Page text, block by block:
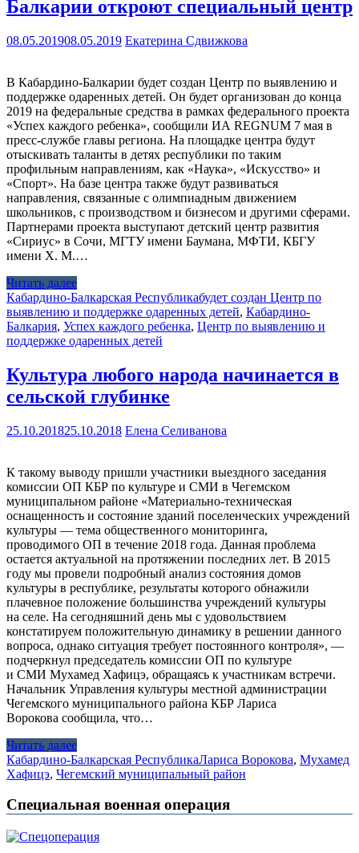
Балкарии откроют специальный центр
08.05.201908.05.2019 Екатерина Сдвижкова
В Кабардино-Балкарии будет создан Центр по выявлению и
поддержке одаренных детей. Он будет организован до конца
2019 на федеральные средства в рамках федерального проекта
«Успех каждого ребенка», сообщили ИА REGNUM 7 мая в
пресс-службе главы региона. На площадке центра будут
отыскивать таланты в детях республики по таким
профильным направлениям, как «Наука», «Искусство» и
«Спорт». На базе центра также будут развиваться
направления, связанные с олимпиадным движением
школьников, с производством и бизнесом и другими сферами.
Партнерами проекта выступают детский центр развития
«Сириус» в Сочи, МГТУ имени Баумана, МФТИ, КБГУ
имени Х. М.…
Читать далее
Кабардино-Балкарская Республикабудет создан Центр по
выявлению и поддержке одаренных детей, Кабардино-
Балкария, Успех каждого ребенка, Центр по выявлению и
поддержке одаренных детей
Культура любого народа начинается в
сельской глубинке
25.10.201825.10.2018 Елена Селиванова
К такому выводу пришли участники выездного заседания
комиссии ОП КБР по культуре и СМИ в Чегемском
муниципальном районе «Материально-техническая
оснащенность и состояние зданий поселенческих учреждений
культуры — тема общественного мониторинга,
проводимого ОП в течение 2018 года. Данная проблема
остается актуальной на протяжении последних лет. В 2015
году мы провели подробный анализ состояния домов
культуры в республике, результаты которого обнажили
плачевное положение большинства учреждений культуры
на селе. На сегодняшний день мы с удовольствием
констатируем положительную динамику в решении данного
вопроса, однако ситуация требует постоянного контроля», —
подчеркнул председатель комиссии ОП по культуре
и СМИ Мухамед Хафицэ, обращаясь к участникам встречи.
Начальник Управления культуры местной администрации
Чегемского муниципального района КБР Лариса
Ворокова сообщила, что…
Читать далее
Кабардино-Балкарская РеспубликаЛариса Ворокова, Мухамед
Хафицэ, Чегемский муниципальный район
Специальная военная операция